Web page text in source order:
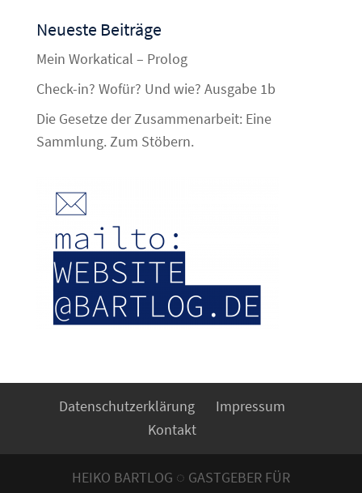
Neueste Beiträge
Mein Workatical – Prolog
Check-in? Wofür? Und wie? Ausgabe 1b
Die Gesetze der Zusammenarbeit: Eine
Sammlung. Zum Stöbern.
Datenschutzerklärung
Impressum
Kontakt
HEIKO BARTLOG ◌ GASTGEBER FÜR